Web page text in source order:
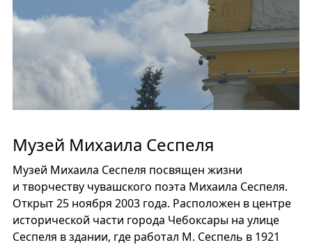
Музей Михаила Сеспеля
Музей Михаила Сеспеля посвящен жизни
и творчеству чувашского поэта Михаила Сеспеля.
Открыт 25 ноября 2003 года. Расположен в центре
исторической части города Чебоксары на улице
Сеспеля в здании, где работал М. Сеспель в 1921